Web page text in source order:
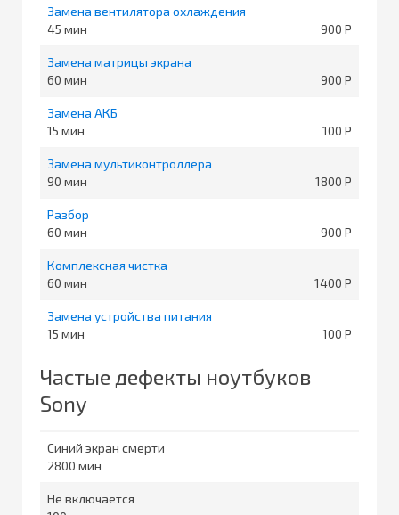
Замена вентилятора охлаждения
45
900
Замена матрицы экрана
60
900
Замена АКБ
15
100
Замена мультиконтроллера
90
1800
Разбор
60
900
Комплексная чистка
60
1400
Замена устройства питания
15
100
Частые дефекты ноутбуков
Sony
Синий экран смерти
2800
Не включается